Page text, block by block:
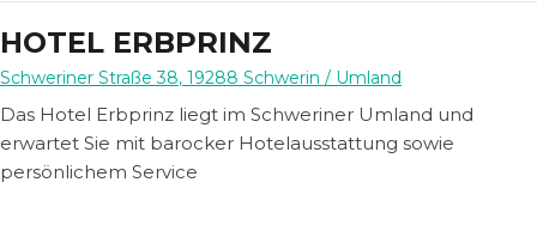
HOTEL ERBPRINZ
Schweriner Straße 38, 19288 Schwerin / Umland
Das Hotel Erbprinz liegt im Schweriner Umland und
erwartet Sie mit barocker Hotelausstattung sowie
persönlichem Service